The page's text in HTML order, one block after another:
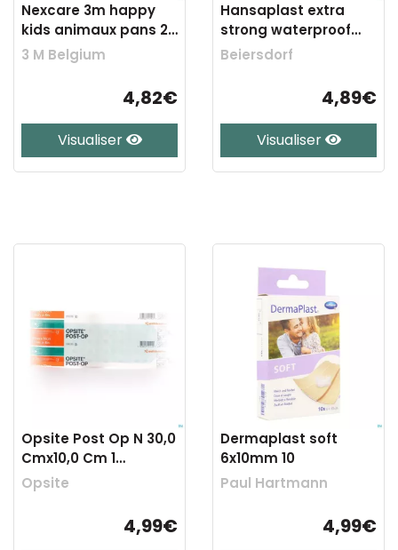
Nexcare 3m happy
kids animaux pans 20
n0920an
3 M Belgium
4,82€
Visualiser
Hansaplast extra
strong waterproof
80x6cm 1
Beiersdorf
4,89€
Visualiser
Opsite Post Op N 30,0
Cmx10,0 Cm 1
66000715
Opsite
4,99€
Dermaplast soft
6x10mm 10
Paul Hartmann
4,99€